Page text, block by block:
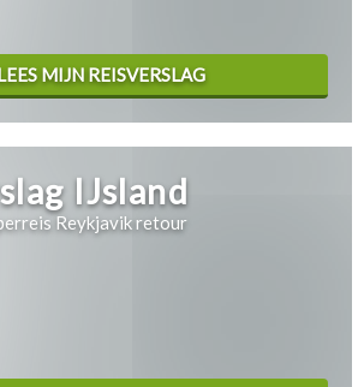
MIJN REISVERSLAG
IJsland
Reykjavik retour